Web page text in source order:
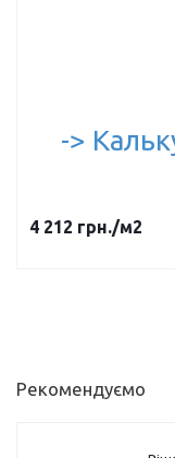
->
4 212 грн./м2
Рекомендуємо